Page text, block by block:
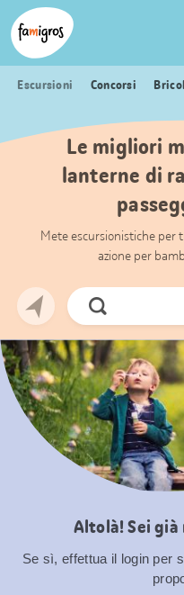
Navigazione
segnalibri
Header
Logo
Escursioni Concorsi
Le migliori
lanterne di
Mete escursionistiche per
azione per
Cerca
ora
Altolà! Sei già
Se sì, effettua il login per